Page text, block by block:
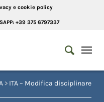
e cookie policy
+39 375 6797337
> ITA – Modifica disciplinare